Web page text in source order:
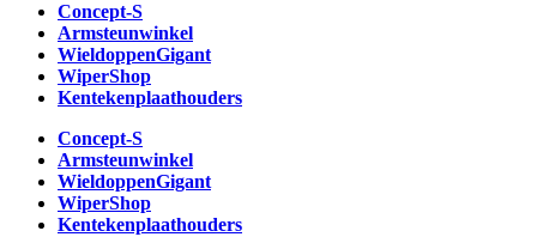
Concept-S
Armsteunwinkel
WieldoppenGigant
WiperShop
Kentekenplaathouders
Concept-S
Armsteunwinkel
WieldoppenGigant
WiperShop
Kentekenplaathouders